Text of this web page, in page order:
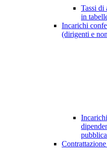
Tassi di
in
Incarichi
(dirigenti e